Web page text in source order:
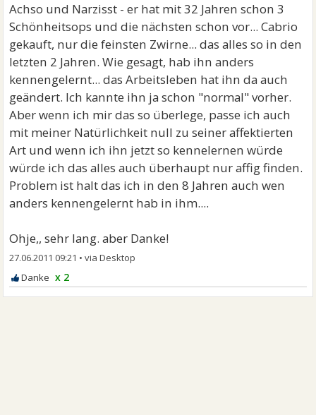
Achso und Narzisst - er hat mit 32 Jahren schon 3
Schönheitsops und die nächsten schon vor... Cabrio
gekauft, nur die feinsten Zwirne... das alles so in den
letzten 2 Jahren. Wie gesagt, hab ihn anders
kennengelernt... das Arbeitsleben hat ihn da auch
geändert. Ich kannte ihn ja schon "normal" vorher.
Aber wenn ich mir das so überlege, passe ich auch
mit meiner Natürlichkeit null zu seiner affektierten
Art und wenn ich ihn jetzt so kennelernen würde
würde ich das alles auch überhaupt nur affig finden.
Problem ist halt das ich in den 8 Jahren auch wen
anders kennengelernt hab in ihm....
Ohje,, sehr lang. aber Danke!
27.06.2011 09:21 •
x 2